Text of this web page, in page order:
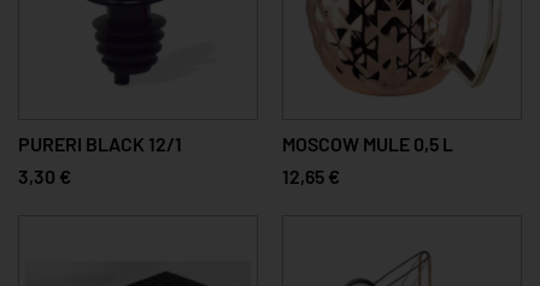
PURERI BLACK 12/1
3,30 €
MOSCOW MULE 0,5 L
12,65 €